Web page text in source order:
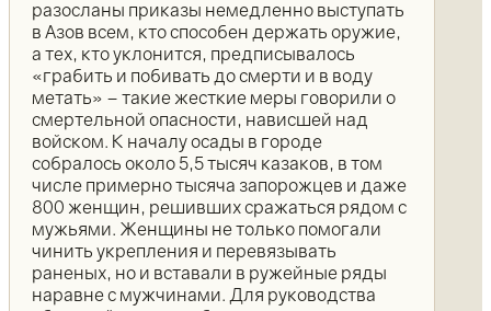
разосланы приказы немедленно выступать
в Азов всем, кто способен держать оружие,
а тех, кто уклонится, предписывалось
«грабить и побивать до смерти и в воду
метать» – такие жесткие меры говорили о
смертельной опасности, нависшей над
войском. К началу осады в городе
собралось около 5,5 тысяч казаков, в том
числе примерно тысяча запорожцев и даже
800 женщин, решивших сражаться рядом с
мужьями. Женщины не только помогали
чинить укрепления и перевязывать
раненых, но и вставали в ружейные ряды
наравне с мужчинами. Для руководства